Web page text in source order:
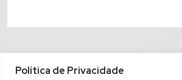
Política de Privacidade